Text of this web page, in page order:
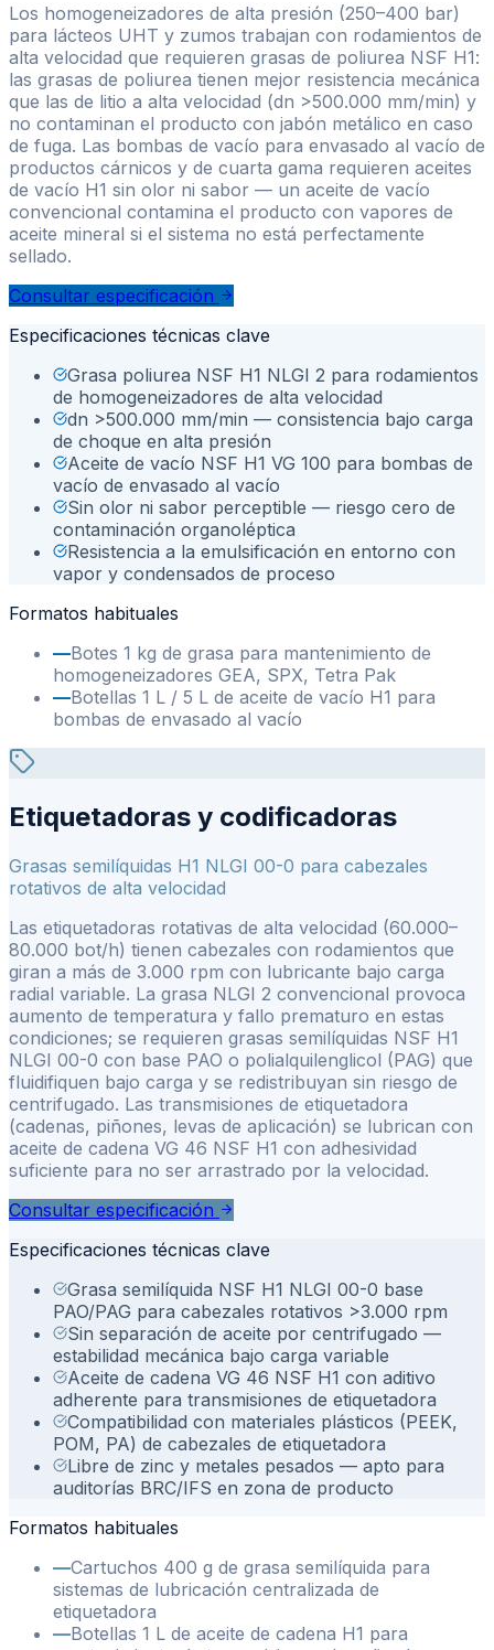
Los homogeneizadores de alta presión (250–400 bar)
para lácteos UHT y zumos trabajan con rodamientos de
alta velocidad que requieren grasas de poliurea NSF H1:
las grasas de poliurea tienen mejor resistencia mecánica
que las de litio a alta velocidad (dn >500.000 mm/min) y
no contaminan el producto con jabón metálico en caso
de fuga. Las bombas de vacío para envasado al vacío de
productos cárnicos y de cuarta gama requieren aceites
de vacío H1 sin olor ni sabor — un aceite de vacío
convencional contamina el producto con vapores de
aceite mineral si el sistema no está perfectamente
sellado.
Consultar especificación
Especificaciones técnicas clave
Grasa poliurea NSF H1 NLGI 2 para rodamientos
de homogeneizadores de alta velocidad
dn >500.000 mm/min — consistencia bajo carga
de choque en alta presión
Aceite de vacío NSF H1 VG 100 para bombas de
vacío de envasado al vacío
Sin olor ni sabor perceptible — riesgo cero de
contaminación organoléptica
Resistencia a la emulsificación en entorno con
vapor y condensados de proceso
Formatos habituales
—Botes 1 kg de grasa para mantenimiento de
homogeneizadores GEA, SPX, Tetra Pak
—Botellas 1 L / 5 L de aceite de vacío H1 para
bombas de envasado al vacío
Etiquetadoras y codificadoras
Grasas semilíquidas H1 NLGI 00-0 para cabezales
rotativos de alta velocidad
Las etiquetadoras rotativas de alta velocidad (60.000–
80.000 bot/h) tienen cabezales con rodamientos que
giran a más de 3.000 rpm con lubricante bajo carga
radial variable. La grasa NLGI 2 convencional provoca
aumento de temperatura y fallo prematuro en estas
condiciones; se requieren grasas semilíquidas NSF H1
NLGI 00-0 con base PAO o polialquilenglicol (PAG) que
fluidifiquen bajo carga y se redistribuyan sin riesgo de
centrifugado. Las transmisiones de etiquetadora
(cadenas, piñones, levas de aplicación) se lubrican con
aceite de cadena VG 46 NSF H1 con adhesividad
suficiente para no ser arrastrado por la velocidad.
Consultar especificación
Especificaciones técnicas clave
Grasa semilíquida NSF H1 NLGI 00-0 base
PAO/PAG para cabezales rotativos >3.000 rpm
Sin separación de aceite por centrifugado —
estabilidad mecánica bajo carga variable
Aceite de cadena VG 46 NSF H1 con aditivo
adherente para transmisiones de etiquetadora
Compatibilidad con materiales plásticos (PEEK,
POM, PA) de cabezales de etiquetadora
Libre de zinc y metales pesados — apto para
auditorías BRC/IFS en zona de producto
Formatos habituales
—Cartuchos 400 g de grasa semilíquida para
sistemas de lubricación centralizada de
etiquetadora
—Botellas 1 L de aceite de cadena H1 para